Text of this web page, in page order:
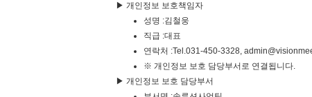
▶ 개인정보 보호책임자
성명 :김철웅
직급 :대표
연락처 :Tel.031-450-3328,
※ 개인정보 보호 담당부서로 연결됩니다.
▶ 개인정보 보호 담당부서